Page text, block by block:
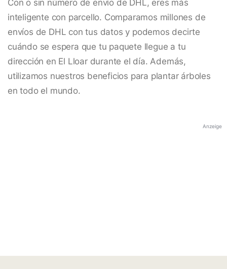
Con o sin número de envío de DHL, eres más
inteligente con parcello. Comparamos millones de
envíos de DHL con tus datos y podemos decirte
cuándo se espera que tu paquete llegue a tu
dirección en El Lloar durante el día. Además,
utilizamos nuestros beneficios para plantar árboles
en todo el mundo.
Anzeige